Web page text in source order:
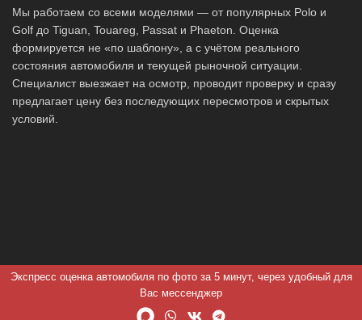
Мы работаем со всеми моделями — от популярных Polo и
Golf до Tiguan, Touareg, Passat и Phaeton. Оценка
формируется не «по шаблону», а с учётом реального
состояния автомобиля и текущей рыночной ситуации.
Специалист выезжает на осмотр, проводит проверку и сразу
предлагает цену без последующих пересмотров и скрытых
условий.
Экспресс оценка автомобиля по фото за 5 минут, через удобный для
Вас мессенджер